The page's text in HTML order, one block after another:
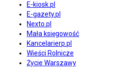
E-kiosk.pl
E-gazety.pl
Nexto.pl
Mała księgowość
Kancelarierp.pl
Wieści Rolnicze
Życie Warszawy